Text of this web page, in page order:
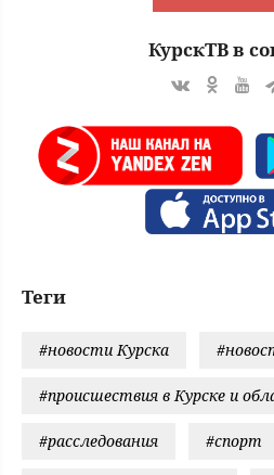
КурскТВ в
Теги
#новости Курска
#происшествия в Курске и
#расследования #спорт